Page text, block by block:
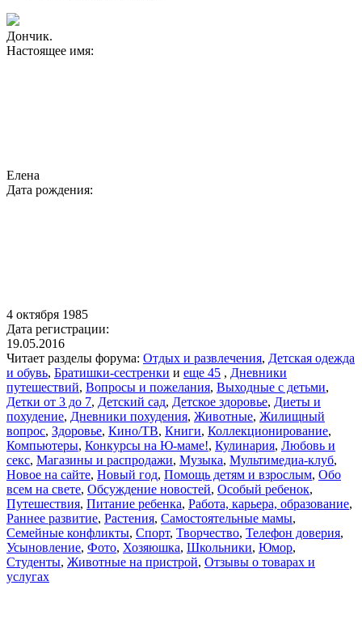
Дончик.
Настоящее имя:
Елена
Дата рождения:
4 октября 1985
Дата регистрации:
19.05.2016
Читает разделы форума: Отдых и развлечения, Детская одежда
и обувь, Братишки-сестренки и еще 45 , Дневники
путешествий, Вопросы и пожелания, Выходные с детьми,
Детки от 3 до 7, Детский сад, Детское здоровье, Диеты и
похудение, Дневники похудения, Животные, Жилищный
вопрос, Здоровье, Кино/ТВ, Книги, Коллекционирование,
Компьютеры, Конкурсы на Ю-маме!, Кулинария, Любовь и
секс, Магазины и распродажи, Музыка, Мультимедиа-клуб,
Новое на сайте, Новый год, Помощь детям и взрослым, Обо
всем на свете, Обсуждение новостей, Особый ребенок,
Путешествия, Питание ребенка, Работа, карьера, образование,
Раннее развитие, Растения, Самостоятельные мамы,
Семейные конфликты, Спорт, Творчество, Телефон доверия,
Усыновление, Фото, Хозяюшка, Школьники, Юмор,
Студенты, Животные на пристрой, Отзывы о товарах и
услугах